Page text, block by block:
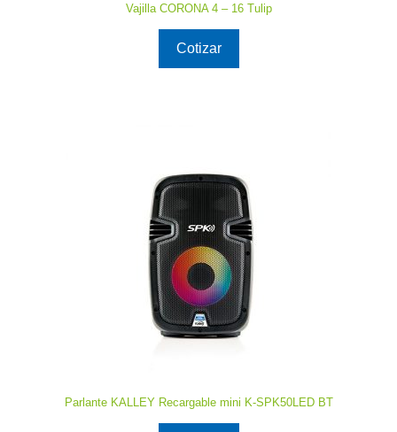
Vajilla CORONA 4 – 16 Tulip
Cotizar
Parlante KALLEY Recargable mini K-SPK50LED BT